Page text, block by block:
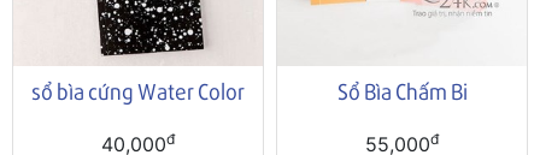
sổ bìa cứng Water Color
40,000đ
Sổ Bìa Chấm Bi
55,000đ